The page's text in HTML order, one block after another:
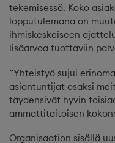
tekemisessä. Koko
lopputulemana on
ihmiskeskeiseen
lisäarvoa tuottaviin
”Yhteistyö sujui
asiantuntijat osaksi
täydensivät hyvin
ammattitaitoisen
Organisaation sisällä